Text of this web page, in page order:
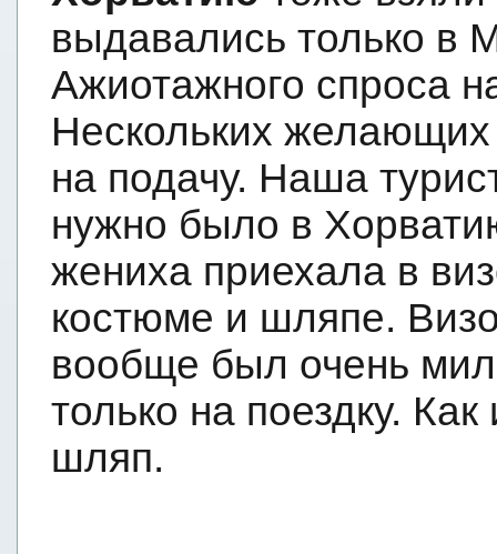
выдавались только в
Ажиотажного спроса
Нескольких желающих
на подачу. Наша
нужно было в
жениха приехала в
костюме и шляпе.
вообще был очень
только на поездку.
шляп.